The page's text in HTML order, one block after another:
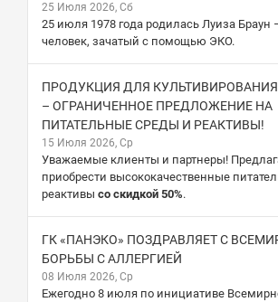
25 Июля 2026, Сб
25 июля 1978 года родилась Луиза Браун
человек, зачатый с помощью ЭКО.
ПРОДУКЦИЯ ДЛЯ
– ОГРАНИЧЕННОЕ ПРЕДЛОЖЕНИЕ НА
ПИТАТЕЛЬНЫЕ СРЕДЫ И РЕАКТИВЫ!
15 Июля 2026, Ср
Уважаемые клиенты и партнеры!
приобрести высококачественные
реактивы со скидкой 50%.
ГК «ПАНЭКО» ПОЗДРАВЛЯЕТ С
БОРЬБЫ С АЛЛЕРГИЕЙ
08 Июля 2026, Ср
Ежегодно 8 июля по инициативе